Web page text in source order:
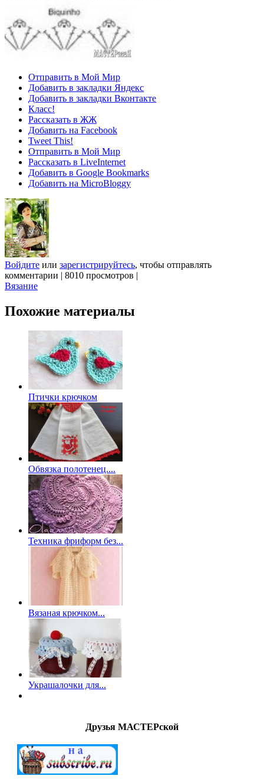
Отправить в Мой Мир
Добавить в закладки Яндекс
Добавить в закладки Вконтакте
Класс!
Рассказать в ЖЖ
Добавить на Facebook
Tweet This!
Отправить в Мой Мир
Рассказать в LiveInternet
Добавить в Google Bookmarks
Добавить на MicroBloggy
Войдите или зарегистрируйтесь, чтобы отправлять
комментарии | 8010 просмотров |
Вязание
Похожие материалы
Птички крючком
Обвязка полотенец....
Техника фриформ без...
Вязаная крючком...
Украшалочки для...
Друзья МАСТЕРской